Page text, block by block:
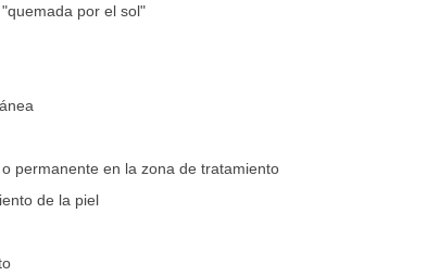
por el sol"
permanente en la zona de tratamiento
de la piel